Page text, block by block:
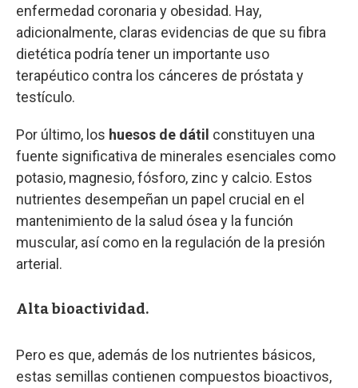
enfermedad coronaria y obesidad. Hay,
adicionalmente, claras evidencias de que su fibra
dietética podría tener un importante uso
terapéutico contra los cánceres de próstata y
testículo.
Por último, los huesos de dátil constituyen una
fuente significativa de minerales esenciales como
potasio, magnesio, fósforo, zinc y calcio. Estos
nutrientes desempeñan un papel crucial en el
mantenimiento de la salud ósea y la función
muscular, así como en la regulación de la presión
arterial.
Alta bioactividad.
Pero es que, además de los nutrientes básicos,
estas semillas contienen compuestos bioactivos,